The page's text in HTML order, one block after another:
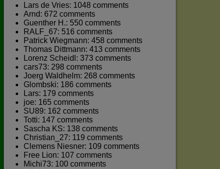
Lars de Vries: 1048 comments
Arnd: 672 comments
Guenther H.: 550 comments
RALF_67: 516 comments
Patrick Wiegmann: 458 comments
Thomas Dittmann: 413 comments
Lorenz Scheidl: 373 comments
cars73: 298 comments
Joerg Waldhelm: 268 comments
Glombski: 186 comments
Lars: 179 comments
joe: 165 comments
SU89: 162 comments
Totti: 147 comments
Sascha KS: 138 comments
Christian_27: 119 comments
Clemens Niesner: 109 comments
Free Lion: 107 comments
Michi73: 100 comments